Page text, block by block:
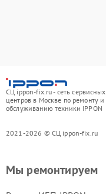
СЦ ippon-fix.ru - сеть сервисных
центров в Москве по ремонту и
обслуживанию техники IPPON
2021-2026 © СЦ ippon-fix.ru
Мы ремонтируем